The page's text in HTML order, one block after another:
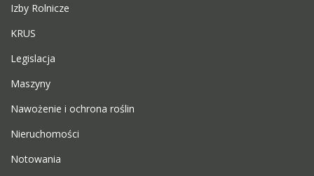
Izby Rolnicze
KRUS
Legislacja
Maszyny
Nawożenie i ochrona roślin
Nieruchomości
Notowania